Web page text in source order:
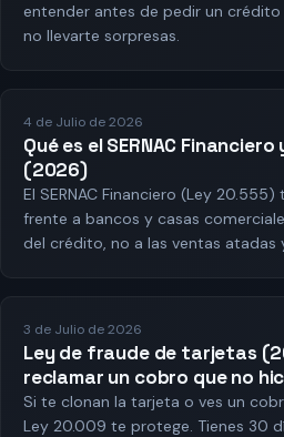
entender antes de pedir un
no llevarte sorpresas.
4 de Julio de 2026
Qué es el SERNAC
(2026)
El SERNAC Financiero (Ley
frente a bancos y casas
del crédito, no a las ventas atadas
3 de Julio de 2026
Ley de fraude de tarjetas
reclamar un cobro que no
Si te clonan la tarjeta o ves un
Ley 20.009 te protege. Tienes 30